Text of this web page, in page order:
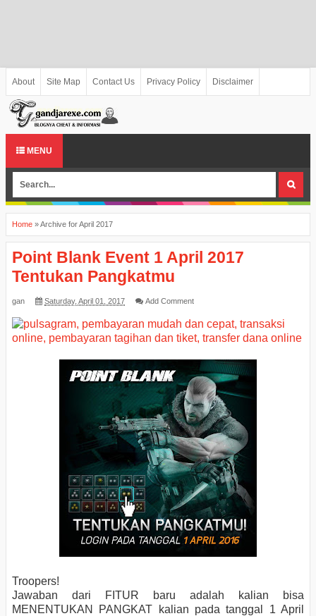
About Site Map Contact Us Privacy Policy Disclaimer
MENU
Home »Archive for April 2017
Point Blank Event 1 April 2017
Tentukan Pangkatmu
gan Saturday, April 01, 2017 Add Comment
Troopers!
Jawaban dari FITUR baru adalah kalian bisa
MENENTUKAN PANGKAT kalian pada tanggal 1 April